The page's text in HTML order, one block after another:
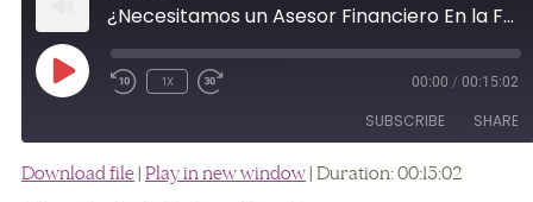
¿Necesitamos un Asesor Financiero En la Familia Empresaria?
1x 00:00 / 00:15:02
SUBSCRIBE SHARE
Download file| Play in new window| Duration: 00:15:02